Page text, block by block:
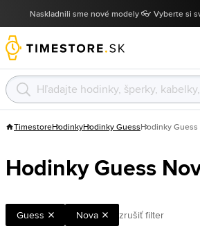
Naskladnili sme nové modely 👓 Vyberte si
TimestoreHodinkyHodinky GuessHodinky Guess
Hodinky Guess
Guess Nova zrušiť filter